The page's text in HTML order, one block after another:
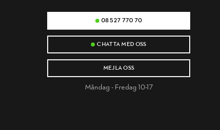
08 527 770 70
CHATTA MED OSS
MEJLA OSS
Måndag - Fredag 10-17